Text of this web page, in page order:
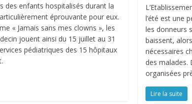
des enfants hospitalisés durant la
éprouvante pour eux.
« Jamais sans mes clowns », les
jouent ainsi du 15 juillet au 31
pédiatriques des 15 hôpitaux
l’été est une
les donneurs
baissent,
nécessaires
des malades.
organisées
Lire la suite